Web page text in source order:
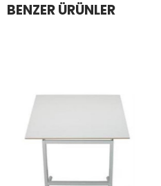
BENZER ÜRÜNLER